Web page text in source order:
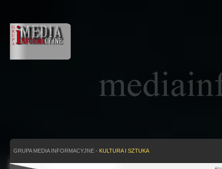
GRUPA MEDIA INFORMACYJNE - KULTURA I SZTUKA